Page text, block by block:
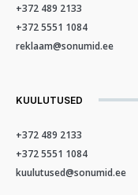
+372 489 2133
+372 5551 1084
reklaam@sonumid.ee
KUULUTUSED
+372 489 2133
+372 5551 1084
kuulutused@sonumid.ee